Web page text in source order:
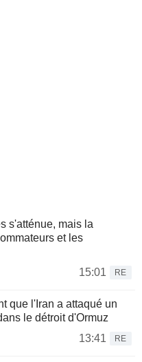
s'atténue, mais la
et les
15:01
RE
que l'Iran a attaqué un
le détroit d'Ormuz
13:41
RE